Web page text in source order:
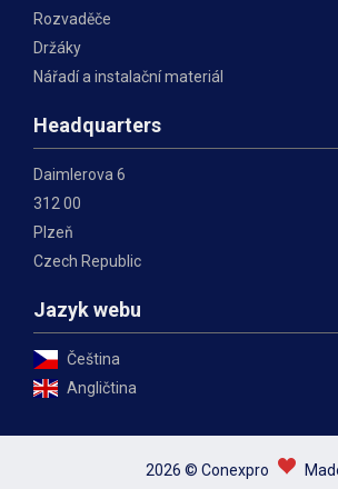
Rozvaděče
Držáky
Nářadí a instalační materiál
Headquarters
Daimlerova 6
312 00
Plzeň
Czech Republic
Jazyk webu
Čeština
Angličtina
2026 © Conexpro